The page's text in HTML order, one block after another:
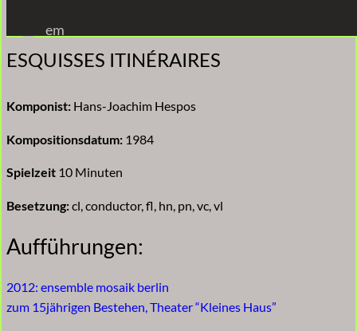
Inhalt
springen
em
ESQUISSES ITINÉRAIRES
Komponist: Hans-Joachim Hespos
Kompositionsdatum: 1984
Spielzeit 10 Minuten
Besetzung:cl, conductor, fl, hn, pn, vc, vl
Aufführungen:
2012: ensemble mosaik berlin
zum 15jährigen Bestehen, Theater “Kleines Haus”